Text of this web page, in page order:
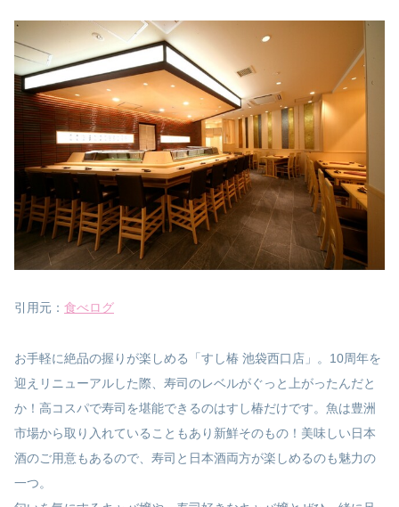
引用元： 食べログ
お手軽に絶品の握りが楽しめる「すし椿 池袋西口店」。10周年を
迎えリニューアルした際、寿司のレベルがぐっと上がったんだと
か！高コスパで寿司を堪能できるのはすし椿だけです。魚は豊洲
市場から取り入れていることもあり新鮮そのもの！美味しい日本
酒のご用意もあるので、寿司と日本酒両方が楽しめるのも魅力の
一つ。